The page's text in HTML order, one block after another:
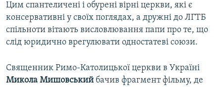
Цим спантеличені і обурені вірні церкви, які є
консервативні у своїх поглядах, а дружні до ЛГТБ
спільноти вітають висловлювання папи про те, що
слід юридично врегулювати одностатеві союзи.
Священник Римо-Католицької церкви в Україні
Микола Мишовський бачив фрагмент фільму, де